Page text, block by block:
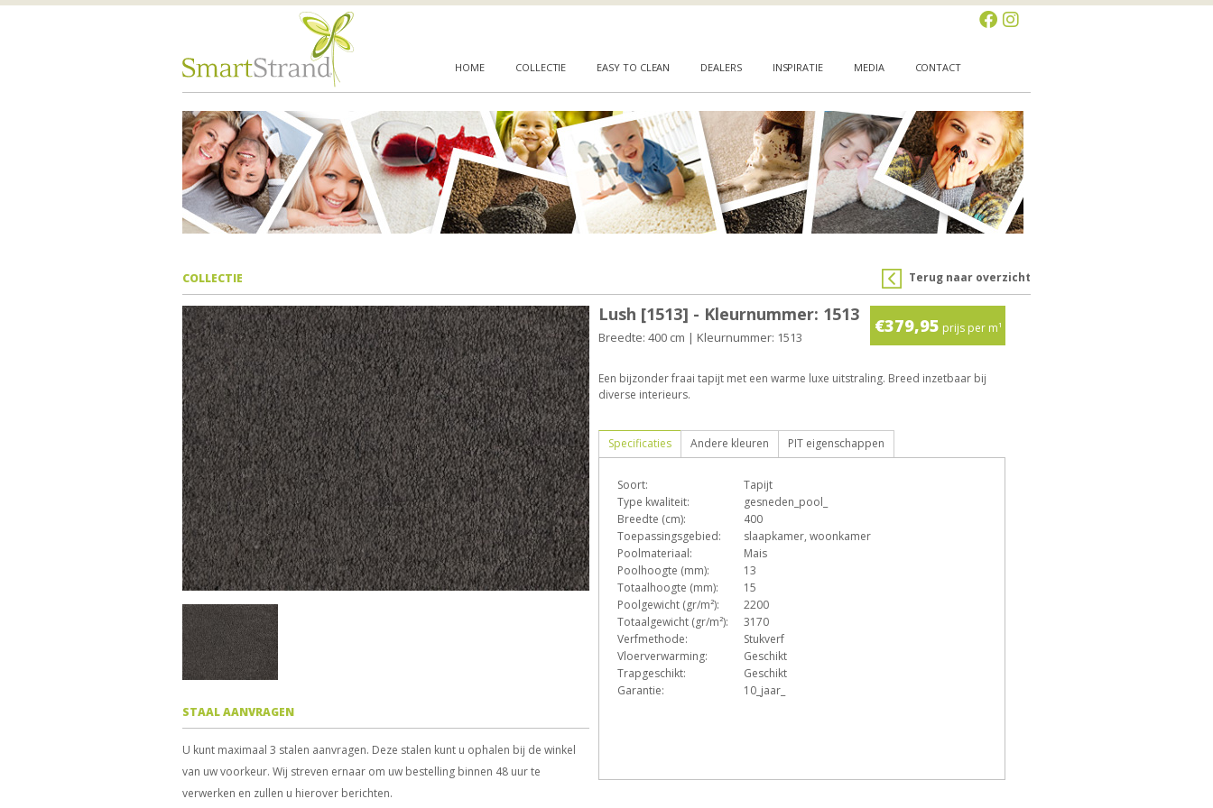
HOME COLLECTIE EASY TO CLEAN DEALERS INSPIRATIE MEDIA CONTACT
Terug naar overzicht
COLLECTIE
STAAL AANVRAGEN
U kunt maximaal 3 stalen aanvragen. Deze stalen kunt u ophalen bij de winkel
van uw voorkeur. Wij streven ernaar om uw bestelling binnen 48 uur te
verwerken en zullen u hierover berichten.
€379,95 prijs per m¹
Lush [1513] - Kleurnummer: 1513
Breedte: 400 cm | Kleurnummer: 1513
Een bijzonder fraai tapijt met een warme luxe uitstraling. Breed inzetbaar bij
diverse interieurs.
Specificaties
Soort:
Tapijt
Type kwaliteit:
gesneden_pool_
Breedte (cm):
400
Toepassingsgebied:
slaapkamer, woonkamer
Poolmateriaal:
Mais
Poolhoogte (mm):
13
Totaalhoogte (mm):
15
Poolgewicht (gr/m²):
2200
Totaalgewicht (gr/m²):
3170
Verfmethode:
Stukverf
Vloerverwarming:
Geschikt
Trapgeschikt:
Geschikt
Garantie:
10_jaar_
Andere kleuren PIT eigenschappen
D eF
Z